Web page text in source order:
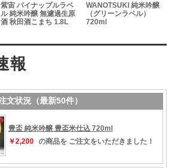
紫宙 パイナップルラベ
ル 純米吟醸 無濾過生原
酒 秋田酒こまち 1.8L
WANOTSUKI 純米吟醸
（グリーンラベル）
720ml